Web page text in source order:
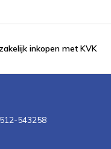
inkopen met KVK
543258